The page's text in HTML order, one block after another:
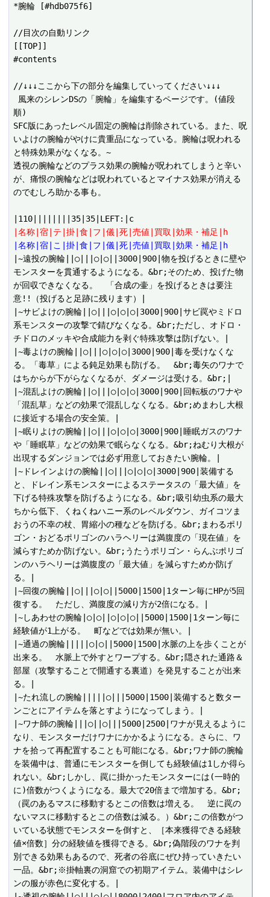
*腕輪 [#hdb075f6]
//目次の自動リンク
[[TOP]]
#contents
//↓↓↓ここから下の部分を編集していってください↓↓↓
順)
SFC版にあったレベル固定の腕輪は削除されている。また、呪
いよけの腕輪がやけに貴重品になっている。腕輪は呪われる
と特殊効果がなくなる。~
透視の腕輪などのプラス効果の腕輪が呪われてしまうと辛い
が、痛恨の腕輪などは呪われているとマイナス効果が消える
のでむしろ助かる事も。
|名称|宿|テ|掛|食|フ|儀|死|売値|買取|効果・補足|h
|名称|宿|こ|掛|食|フ|儀|死|売値|買取|効果・補足|h
|~遠投の腕輪||○|||○|○||3000|900|物を投げるときに壁や
モンスターを貫通するようになる。&br;そのため、投げた物
が回収できなくなる。　「合成の壷」を投げるときは要注
意!!（投げると足跡に残ります）|
|~サビよけの腕輪||○|||○|○|○|3000|900|サビ罠やミドロ
系モンスターの攻撃で錆びなくなる。&br;ただし、オドロ・
チドロのメッキや合成能力を剥ぐ特殊攻撃は防げない。|
|~毒よけの腕輪||○|||○|○|○|3000|900|毒を受けなくな
る。「毒草」による鈍足効果も防げる。　&br;毒矢のワナで
はちからが下がらなくなるが、ダメージは受ける。&br;|
|~混乱よけの腕輪||○|||○|○|○|3000|900|回転板のワナや
「混乱草」などの効果で混乱しなくなる。&br;めまわし大根
に接近する場合の安全策。|
|~眠りよけの腕輪||○|||○|○|○|3000|900|睡眠ガスのワナ
や「睡眠草」などの効果で眠らなくなる。&br;ねむり大根が
出現するダンジョンでは必ず用意しておきたい腕輪。|
|~ドレインよけの腕輪||○|||○|○|○|3000|900|装備する
と、ドレイン系モンスターによるステータスの「最大値」を
下げる特殊攻撃を防げるようになる。&br;吸引幼虫系の最大
ちから低下、くねくねハニー系のレベルダウン、ガイコツま
おうの不幸の杖、胃縮小の種などを防げる。&br;まわるポリ
ゴン・おどるポリゴンのハラヘリーは満腹度の「現在値」を
減らすためか防げない。&br;うたうポリゴン・らんぶポリゴ
ンのハラヘリーは満腹度の「最大値」を減らすためか防げ
る。|
|~回復の腕輪||○|||○|○||5000|1500|1ターン毎にHPが5回
復する。　ただし、満腹度の減り方が2倍になる。|
|~しあわせの腕輪|○|○||○|○|○||5000|1500|1ターン毎に
経験値が1上がる。　町などでは効果が無い。|
|~通過の腕輪|||||○|○||5000|1500|水脈の上を歩くことが
出来る。　水脈上で外すとワープする。&br;隠された通路＆
部屋（攻撃することで開通する裏道）を発見することが出来
る。|
|~たれ流しの腕輪|||||○|||5000|1500|装備すると数ター
ンごとにアイテムを落とすようになってしまう。|
|~ワナ師の腕輪|||○||○|||5000|2500|ワナが見えるように
なり、モンスターだけワナにかかるようになる。さらに、ワ
ナを拾って再配置することも可能になる。&br;ワナ師の腕輪
を装備中は、普通にモンスターを倒しても経験値は1しか得ら
れない。&br;しかし、罠に掛かったモンスターには(一時的
に)倍数がつくようになる。最大で20倍まで増加する。&br;
（罠のあるマスに移動するとこの倍数は増える。　逆に罠の
ないマスに移動するとこの倍数は減る。）&br;この倍数がつ
いている状態でモンスターを倒すと、［本来獲得できる経験
値×倍数］分の経験値を獲得できる。&br;偽階段のワナを判
別できる効果もあるので、死者の谷底にぜひ持っていきたい
一品。&br;※掛軸裏の洞窟での初期アイテム。装備中はシレ
ンの服が赤色に変化する。|